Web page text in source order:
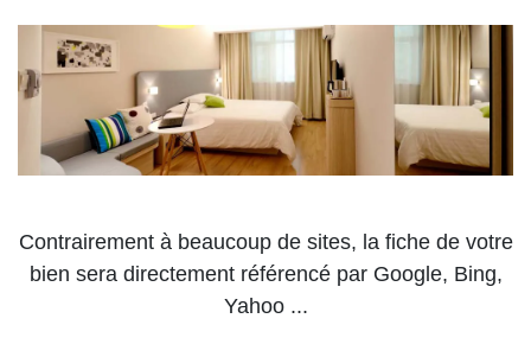
Contrairement à beaucoup de sites, la fiche de votre
bien sera directement référencé par Google, Bing,
Yahoo ...